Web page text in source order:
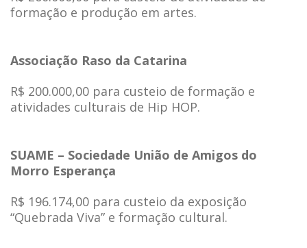
formação e produção em artes.
Associação Raso da Catarina
R$ 200.000,00 para custeio de formação e
atividades culturais de Hip HOP.
SUAME – Sociedade União de Amigos do
Morro Esperança
R$ 196.174,00 para custeio da exposição
“Quebrada Viva” e formação cultural.